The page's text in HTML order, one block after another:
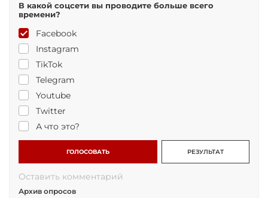
В какой соцсети вы проводите больше всего
времени?
Facebook
Instagram
TikTok
Telegram
Youtube
Twitter
А что это?
ГОЛОСОВАТЬ РЕЗУЛЬТАТ
Оставить комментарий
Архив опросов